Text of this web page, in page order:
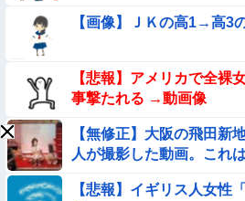
【画像】お前らこの超美人が整形か
【画像】夏のバイクがヤバすぎるｗｗ
【動画像】飛行機に『水銀』を持ち
【画像】ＪＫの高1→高3
【悲報】アメリカで全裸
事撃たれる →動画像
【無修正】大阪の飛田新
人が撮影した動画。これ
【悲報】イギリス人女